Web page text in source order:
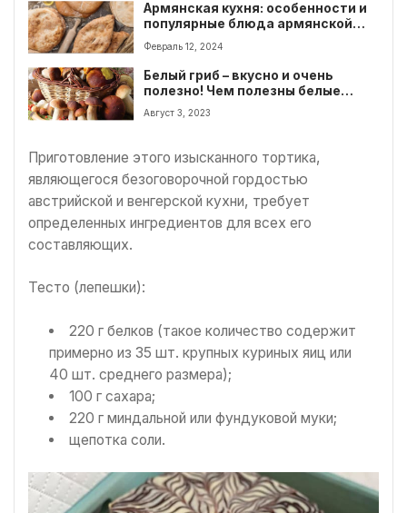
Армянская кухня: особенности и
популярные блюда армянской
кухни
Февраль 12, 2024
Белый гриб – вкусно и очень
полезно! Чем полезны белые
грибы и противопоказания?
Август 3, 2023
Приготовление этого изысканного тортика,
являющегося безоговорочной гордостью
австрийской и венгерской кухни, требует
определенных ингредиентов для всех его
составляющих.
Тесто (лепешки):
220 г белков (такое количество содержит
примерно из 35 шт. крупных куриных яиц или
40 шт. среднего размера);
100 г сахара;
220 г миндальной или фундуковой муки;
щепотка соли.